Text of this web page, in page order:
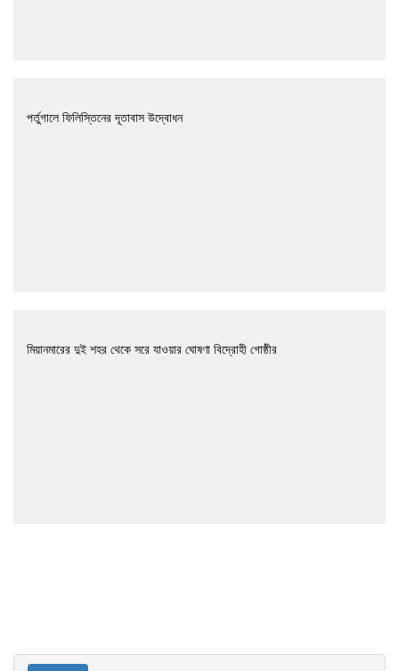
পর্তুগালে ফিলিস্তিনের দূতাবাস উদ্বোধন
মিয়ানমারের দুই শহর থেকে সরে যাওয়ার ঘোষণা বিদ্রোহী গোষ্ঠীর